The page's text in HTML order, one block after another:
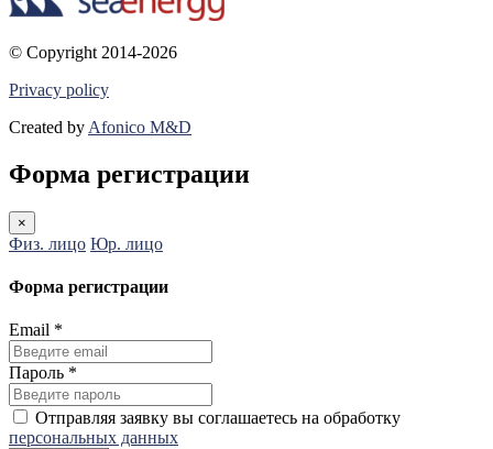
© Copyright 2014-2026
Privacy policy
Created by Afonico M&D
Форма регистрации
×
Физ. лицо Юр. лицо
Форма регистрации
Email *
Пароль *
Отправляя заявку вы соглашаетесь на обработку
персональных данных